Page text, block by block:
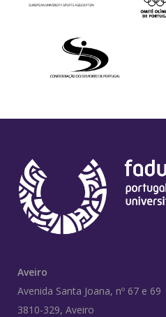
Aveiro
Avenida Santa Joana, nº 67 e 69
3810-329, Aveiro